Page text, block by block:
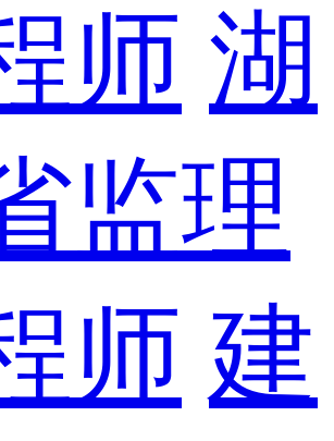
师 湖
监理
师 建